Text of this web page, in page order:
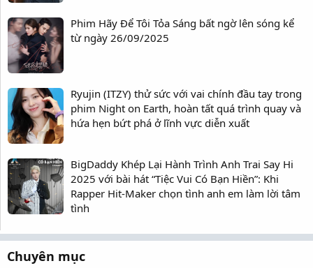
Phim Hãy Để Tôi Tỏa Sáng bất ngờ lên sóng kể
từ ngày 26/09/2025
Ryujin (ITZY) thử sức với vai chính đầu tay trong
phim Night on Earth, hoàn tất quá trình quay và
hứa hẹn bứt phá ở lĩnh vực diễn xuất
BigDaddy Khép Lại Hành Trình Anh Trai Say Hi
2025 với bài hát “Tiệc Vui Có Bạn Hiền”: Khi
Rapper Hit-Maker chọn tình anh em làm lời tâm
tình
Chuyên mục